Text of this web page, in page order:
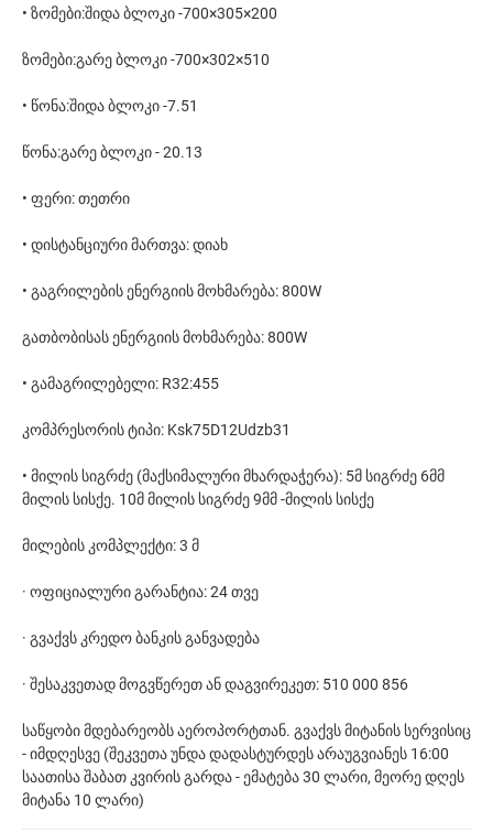
• ზომები:შიდა ბლოკი -700×305×200
ზომები:გარე ბლოკი -700×302×510
• წონა:შიდა ბლოკი -7.51
წონა:გარე ბლოკი - 20.13
• ფერი: თეთრი
• დისტანციური მართვა: დიახ
• გაგრილების ენერგიის მოხმარება: 800W
გათბობისას ენერგიის მოხმარება: 800W
• გამაგრილებელი: R32:455
კომპრესორის ტიპი: Ksk75D12Udzb31
• მილის სიგრძე (მაქსიმალური მხარდაჭერა): 5მ სიგრძე 6მმ
მილის სისქე. 10მ მილის სიგრძე 9მმ -მილის სისქე
მილების კომპლექტი: 3 მ
· ოფიციალური გარანტია: 24 თვე
· გვაქვს კრედო ბანკის განვადება
· შესაკვეთად მოგვწერეთ ან დაგვირეკეთ: 510 000 856
საწყობი მდებარეობს აეროპორტთან. გვაქვს მიტანის სერვისიც
- იმდღესვე (შეკვეთა უნდა დადასტურდეს არაუგვიანეს 16:00
საათისა შაბათ კვირის გარდა - ემატება 30 ლარი, მეორე დღეს
მიტანა 10 ლარი)